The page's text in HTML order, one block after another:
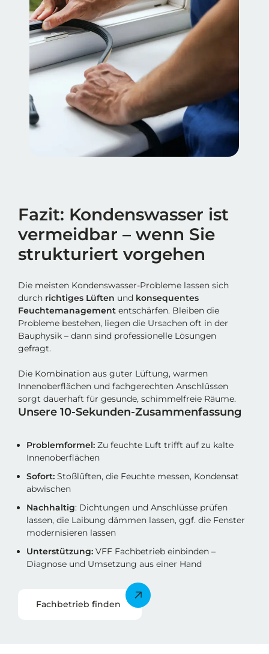
Fazit: Kondenswasser ist
vermeidbar – wenn Sie
strukturiert vorgehen
Die meisten Kondenswasser-Probleme lassen sich
durch richtiges Lüften und konsequentes
Feuchtemanagement entschärfen. Bleiben die
Probleme bestehen, liegen die Ursachen oft in der
Bauphysik – dann sind professionelle Lösungen
gefragt.
Die Kombination aus guter Lüftung, warmen
Innenoberflächen und fachgerechten Anschlüssen
sorgt dauerhaft für gesunde, schimmelfreie Räume.
Unsere 10-Sekunden-Zusammenfassung
Problemformel: Zu feuchte Luft trifft auf zu kalte
Innenoberflächen
Sofort: Stoßlüften, die Feuchte messen, Kondensat
abwischen
Nachhaltig: Dichtungen und Anschlüsse prüfen
lassen, die Laibung dämmen lassen, ggf. die Fenster
modernisieren lassen
Unterstützung: VFF Fachbetrieb einbinden –
Diagnose und Umsetzung aus einer Hand
Fachbetrieb finden